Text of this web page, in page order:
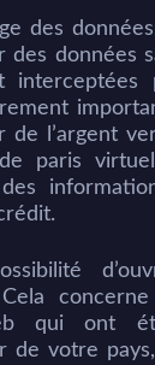
des
des données
interceptées
de l’argent
paris
Cela
qui ont
de votre